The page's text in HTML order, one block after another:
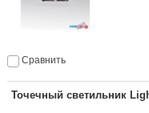
Сравнить
Точечный светильник